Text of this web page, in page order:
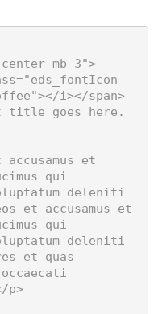
i></span>
qui
deleniti
et accusamus et
qui
deleniti
et quas
p>